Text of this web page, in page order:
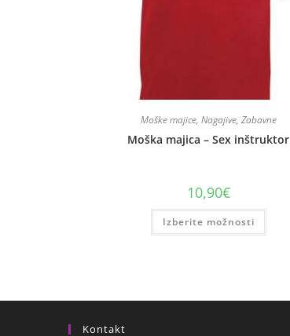
Moške majice, Nagajive, Zabavne
Moška majica – Sex inštruktor
10,90€
Izberite možnosti
Kontakt